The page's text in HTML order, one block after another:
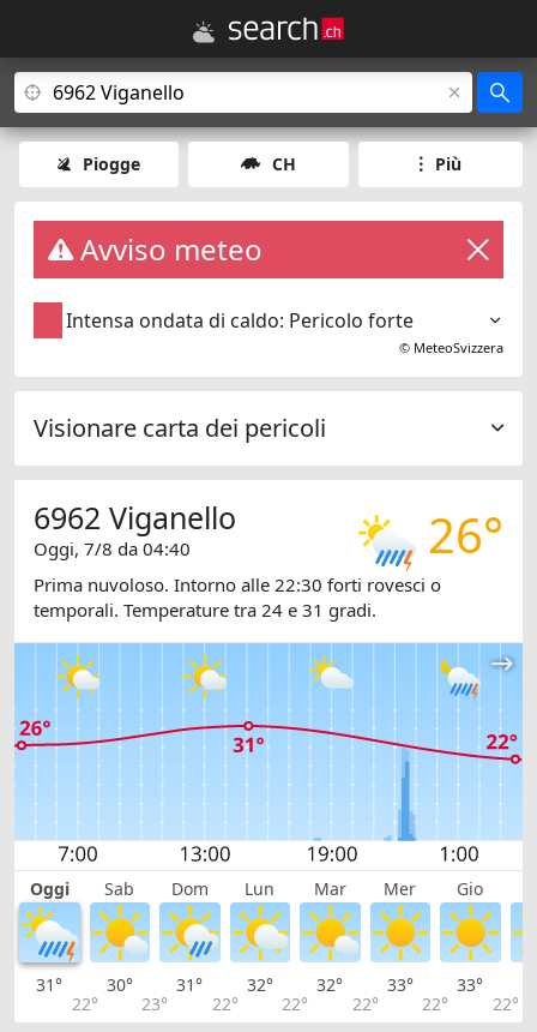
Piogge CH Più
Avviso meteo
Intensa ondata di caldo: Pericolo forte
© MeteoSvizzera
Visionare carta dei pericoli
26°
6962 Viganello
Oggi, 7/8 da 04:40
Prima nuvoloso. Intorno alle 22:30 forti rovesci o
temporali. Temperature tra 24 e 31 gradi.
Oggi Sab Dom Lun Mar Mer Gio
31°
22°
30°
23°
31°
22°
32°
22°
32°
22°
33°
22°
33°
22°